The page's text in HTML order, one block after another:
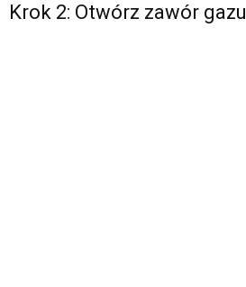
Krok 2: Otwórz zawór gazu